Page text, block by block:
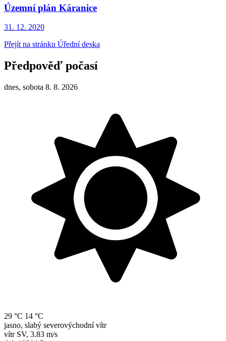
Územní plán Káranice
31. 12. 2020
Přejít na stránku Úřední deska
Předpověď počasí
dnes, sobota 8. 8. 2026
29 °C 14 °C
jasno, slabý severovýchodní vítr
vítr SV, 3.83 m/s